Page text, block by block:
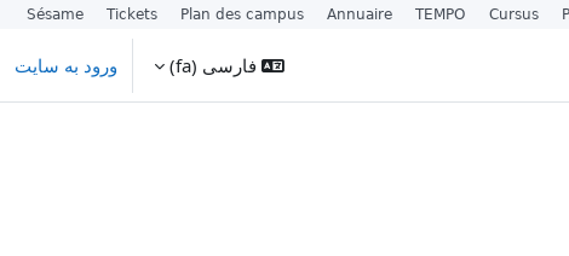
فارسی ‎(fa)‎ ورود به سایت
Cursus
TEMPO
Annuaire
Plan des campus
Tickets
Sésame